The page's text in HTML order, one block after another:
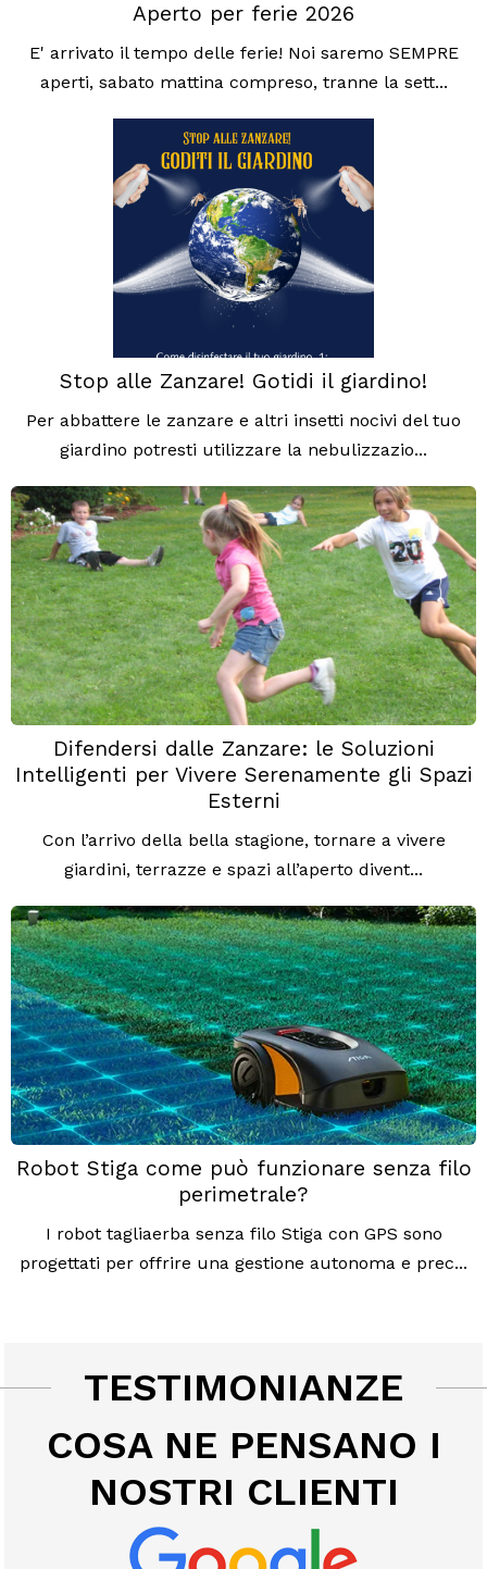
Aperto per ferie 2026
E' arrivato il tempo delle ferie! Noi saremo SEMPRE
aperti, sabato mattina compreso, tranne la sett...
Stop alle Zanzare! Gotidi il giardino!
Per abbattere le zanzare e altri insetti nocivi del tuo
giardino potresti utilizzare la nebulizzazio...
Difendersi dalle Zanzare: le Soluzioni
Intelligenti per Vivere Serenamente gli Spazi
Esterni
Con l’arrivo della bella stagione, tornare a vivere
giardini, terrazze e spazi all’aperto divent...
Robot Stiga come può funzionare senza filo
perimetrale?
I robot tagliaerba senza filo Stiga con GPS sono
progettati per offrire una gestione autonoma e prec...
TESTIMONIANZE
COSA NE PENSANO I
NOSTRI CLIENTI